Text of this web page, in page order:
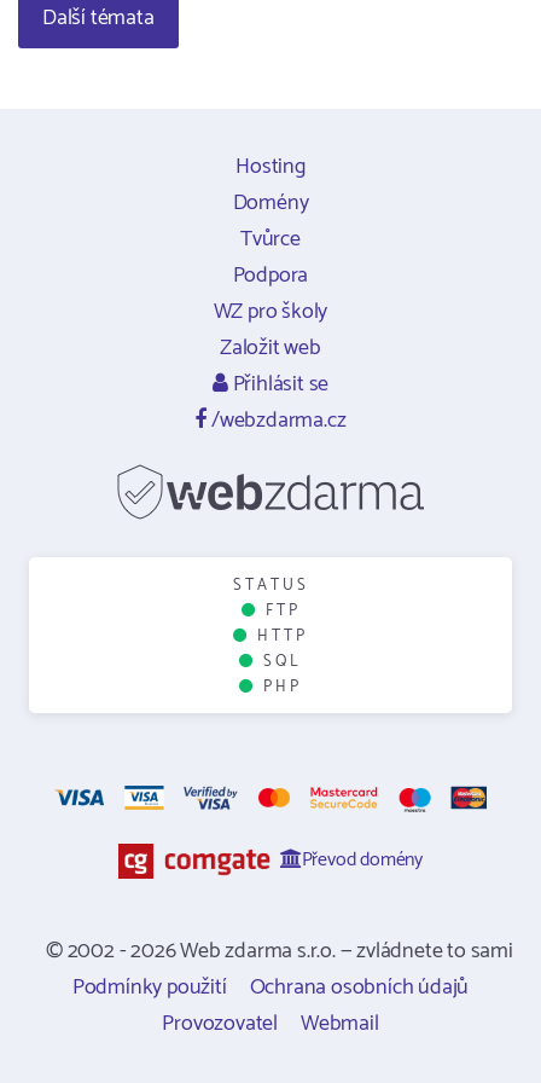
Další témata
Hosting
Domény
Tvůrce
Podpora
WZ pro školy
Založit web
Přihlásit se
/webzdarma.cz
STATUS
FTP
HTTP
SQL
PHP
Převod domény
© 2002 - 2026 Web zdarma s.r.o. — zvládnete to sami
Podmínky použití
Ochrana osobních údajů
Provozovatel
Webmail